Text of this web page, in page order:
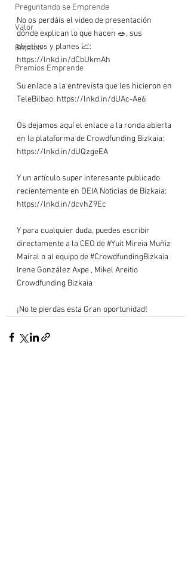
Preguntando se Emprende
Valor
Bmatch
Premios Emprende
No os perdáis el video de presentación
dónde explican lo que hacen 🥗, sus
objetivos y planes 📈:
https://lnkd.in/dCbUkmAh
Su enlace a la entrevista que les hicieron en
TeleBilbao: https://lnkd.in/dUAc-Ae6
Os dejamos aquí el enlace a la ronda abierta
en la plataforma de Crowdfunding Bizkaia:
https://lnkd.in/dUQzgeEA
Y un artículo super interesante publicado
recientemente en DEIA Noticias de Bizkaia:
https://lnkd.in/dcvhZ9Ec
Y para cualquier duda, puedes escribir
directamente a la CEO de #Yuit Mireia Muñiz
Mairal o al equipo de #CrowdfundingBizkaia
Irene González Axpe , Mikel Areitio
Crowdfunding Bizkaia
¡No te pierdas esta Gran oportunidad!